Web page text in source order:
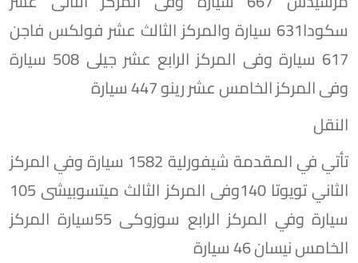
سكودا631 سيارة والمركز الثالث عشر فولكس فاجن
617 سيارة وفى المركز الرابع عشر جيلى 508 سيارة
وفى المركز الخامس عشر رينو 447 سيارة
النقل
تأتي في المقدمة شيفورلية 1582 سيارة وفي المركز
الثاني تويوتا 140وفى المركز الثالث ميتسوبيشى 105
سيارة وفي المركز الرابع سوزوكى 55سيارة المركز
الخامس نيسان 46 سيارة